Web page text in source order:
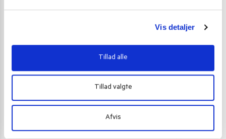
Vis detaljer
Tillad alle
Tillad valgte
Afvis